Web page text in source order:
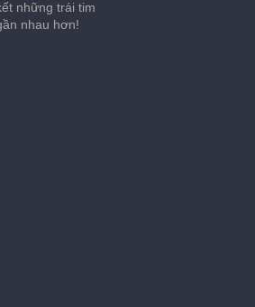
những trái tim
nhau hơn!